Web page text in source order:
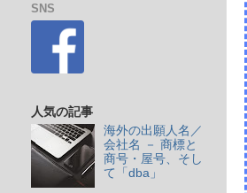
SNS
人気の記事
海外の出願人名／
会社名 － 商標と
商号・屋号、そし
て「dba」